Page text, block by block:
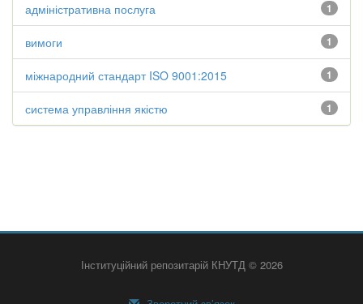
1
адміністративна послуга
1
вимоги
1
міжнародний стандарт ISO 9001:2015
1
система управління якістю
Інституційний репозитарій КНУТД © 2026